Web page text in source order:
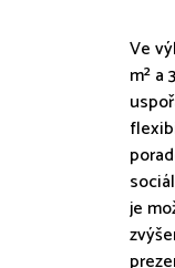
Ve
m² a
je